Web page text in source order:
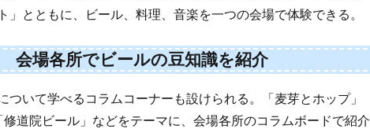
」とともに、ビール、料理、音楽を一つの会場で体験できる。
会場各所でビールの豆知識を紹介
ついて学べるコラムコーナーも設けられる。「麦芽とホップ」
修道院ビール」などをテーマに、会場各所のコラムボードで紹介